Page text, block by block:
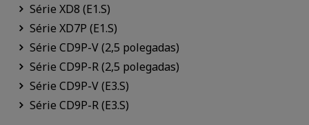
Série XD8 (E1.S)
Série XD7P (E1.S)
Série CD9P-V (2,5 polegadas)
Série CD9P-R (2,5 polegadas)
Série CD9P-V (E3.S)
Série CD9P-R (E3.S)